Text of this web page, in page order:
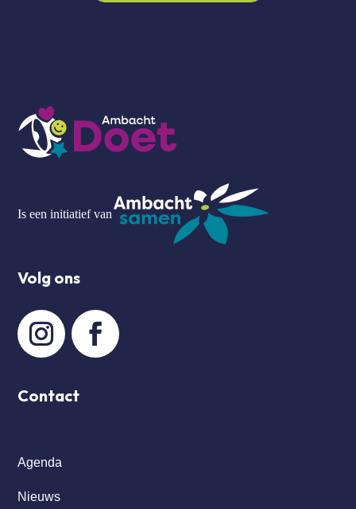
Is een initiatief van
Volg ons
Contact
Agenda
Nieuws